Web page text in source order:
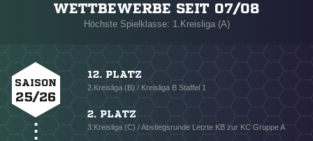
WETTBEWERBE SEIT 07/08
Höchste Spielklasse: 1.Kreisliga (A)
SAISON
25/26
12. PLATZ
2.Kreisliga (B) / Kreisliga B Staffel 1
2. PLATZ
3.Kreisliga (C) / Abstiegsrunde Letzte KB zur KC Gruppe A